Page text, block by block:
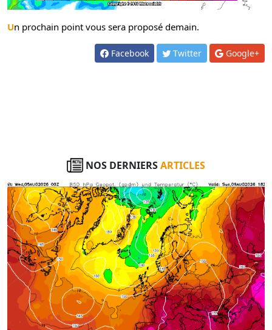
Un prochain point vous sera proposé demain.
Facebook Twitter Google+
NOS DERNIERSARTICLES